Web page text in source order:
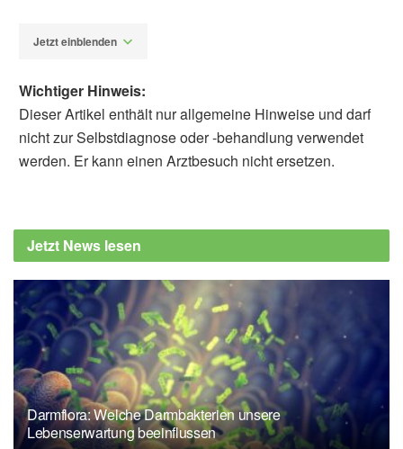
Jetzt einblenden
Hygienehypothese (Stand: 15. November
2018),
Wichtiger Hinweis:
Dieser Artikel enthält nur allgemeine Hinweise und darf
nicht zur Selbstdiagnose oder -behandlung verwendet
werden. Er kann einen Arztbesuch nicht ersetzen.
Jetzt News lesen
Darmflora: Welche Darmbakterien unsere
Lebenserwartung beeinflussen